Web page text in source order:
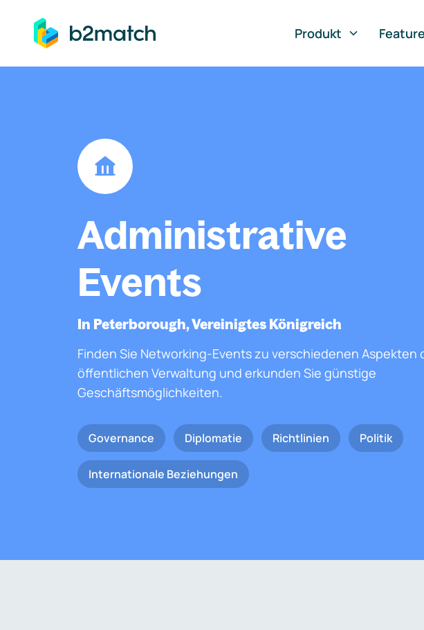
springen
Produkt
Administrative
Events
In Peterborough, Vereinigtes Königreich
Finden Sie Networking-Events zu verschiedenen Aspekten
öffentlichen Verwaltung und erkunden Sie günstige
Geschäftsmöglichkeiten.
Governance Diplomatie Richtlinien Politik
Internationale Beziehungen